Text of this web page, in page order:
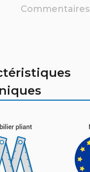
Commentaires